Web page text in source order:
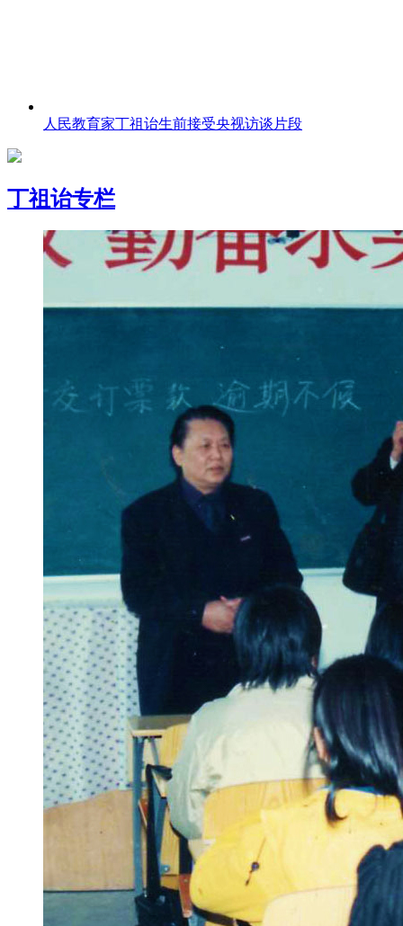
人民教育家丁祖诒生前接受央视访谈片段
丁祖诒专栏